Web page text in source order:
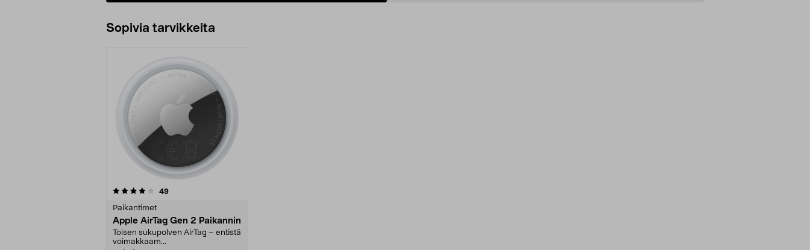
Sopivia tarvikkeita
49arvostelut
Paikantimet
Apple AirTag Gen 2 Paikannin
Toisen sukupolven AirTag – entistä
voimakkaam...